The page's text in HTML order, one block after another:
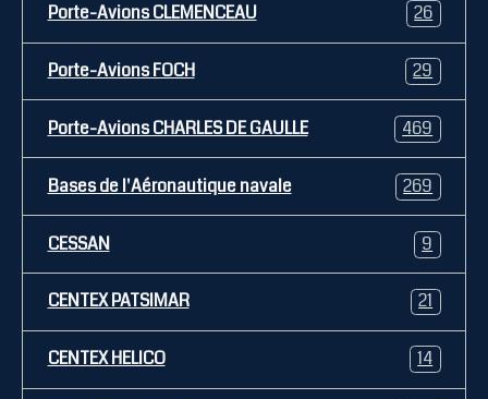
Porte-Avions CLEMENCEAU 26
Porte-Avions FOCH 29
Porte-Avions CHARLES DE GAULLE 469
Bases de l'Aéronautique navale 269
CESSAN 9
CENTEX PATSIMAR 21
CENTEX HELICO 14